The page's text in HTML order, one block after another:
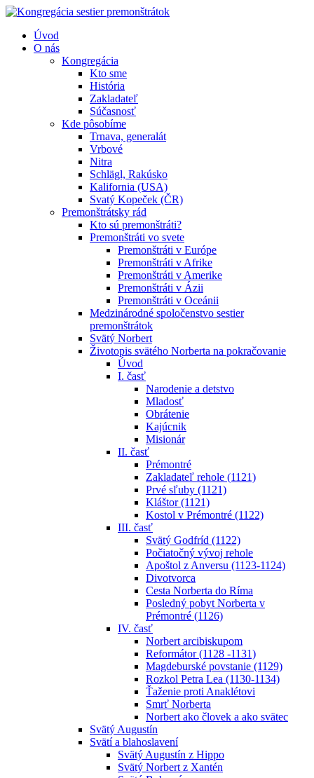
Úvod
O nás
Kongregácia
Kto sme
História
Zakladateľ
Súčasnosť
Kde pôsobíme
Trnava, generalát
Vrbové
Nitra
Schlägl, Rakúsko
Kalifornia (USA)
Svatý Kopeček (ČR)
Premonštrátsky rád
Kto sú premonštráti?
Premonštráti vo svete
Premonštráti v Európe
Premonštráti v Afrike
Premonštráti v Amerike
Premonštráti v Ázii
Premonštráti v Oceánii
Medzinárodné spoločenstvo sestier
premonštrátok
Svätý Norbert
Životopis svätého Norberta na pokračovanie
Úvod
I. časť
Narodenie a detstvo
Mladosť
Obrátenie
Kajúcnik
Misionár
II. časť
Prémontré
Zakladateľ rehole (1121)
Prvé sľuby (1121)
Kláštor (1121)
Kostol v Prémontré (1122)
III. časť
Svätý Godfríd (1122)
Počiatočný vývoj rehole
Apoštol z Anversu (1123-1124)
Divotvorca
Cesta Norberta do Ríma
Posledný pobyt Norberta v
Prémontré (1126)
IV. časť
Norbert arcibiskupom
Reformátor (1128 -1131)
Magdeburské povstanie (1129)
Rozkol Petra Lea (1130-1134)
Ťaženie proti Anaklétovi
Smrť Norberta
Norbert ako človek a ako svätec
Svätý Augustín
Svätí a blahoslavení
Svätý Augustín z Hippo
Svätý Norbert z Xantén